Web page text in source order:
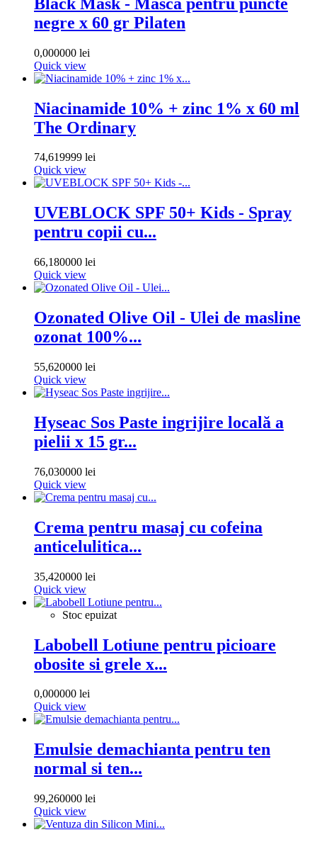
negre x 60 gr Pilaten
0,000000 lei
Quick view
Niacinamide 10% + zinc 1% x 60 ml
The Ordinary
74,619999 lei
Quick view
UVEBLOCK SPF 50+ Kids - Spray
pentru copii cu...
66,180000 lei
Quick view
Ozonated Olive Oil - Ulei de masline
ozonat 100%...
55,620000 lei
Quick view
Hyseac Sos Paste ingrijire locală a
pielii x 15 gr...
76,030000 lei
Quick view
Crema pentru masaj cu cofeina
anticelulitica...
35,420000 lei
Quick view
Stoc epuizat
Labobell Lotiune pentru picioare
obosite si grele x...
0,000000 lei
Quick view
Emulsie demachianta pentru ten
normal si ten...
99,260000 lei
Quick view